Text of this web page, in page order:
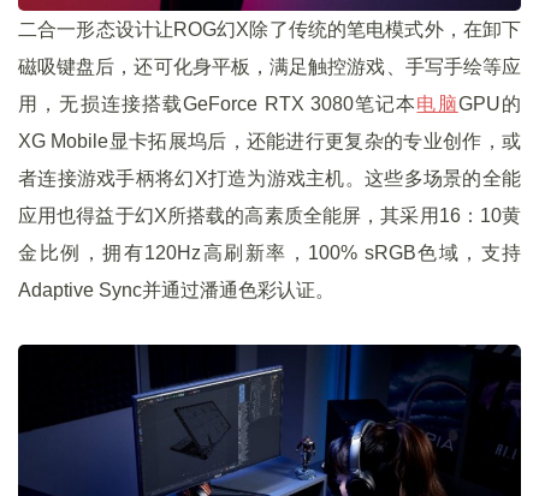
二合一形态设计让ROG幻X除了传统的笔电模式外，在卸下
磁吸键盘后，还可化身平板，满足触控游戏、手写手绘等应
用，无损连接搭载GeForce RTX 3080笔记本电脑GPU的
XG Mobile显卡拓展坞后，还能进行更复杂的专业创作，或
者连接游戏手柄将幻X打造为游戏主机。这些多场景的全能
应用也得益于幻X所搭载的高素质全能屏，其采用16：10黄
金比例，拥有120Hz高刷新率，100% sRGB色域，支持
Adaptive Sync并通过潘通色彩认证。